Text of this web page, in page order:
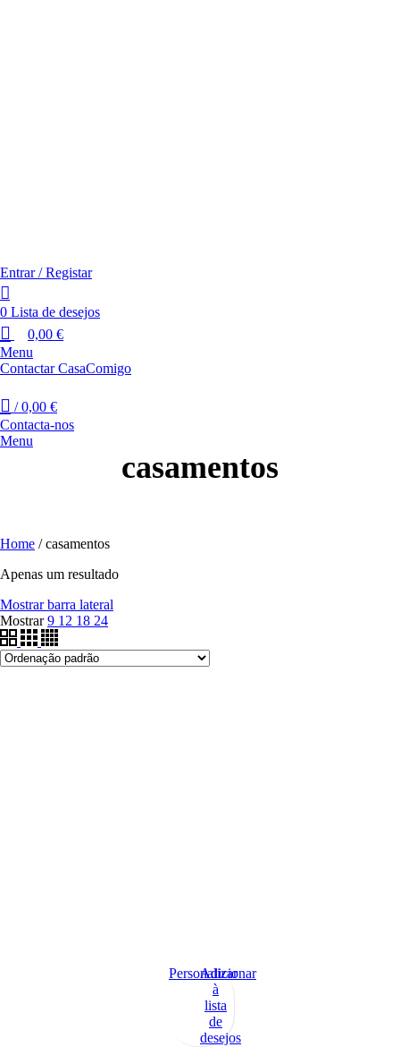
Entrar / Registar
0 Lista de desejos
0,00 €
Menu
Contactar CasaComigo
/ 0,00 €
Contacta-nos
Menu
casamentos
Home /casamentos
Apenas um resultado
Mostrar barra lateral
Mostrar9 12 18 24
Personalizar
Adicionar
à
lista
de
desejos